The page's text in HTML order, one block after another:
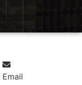
Email